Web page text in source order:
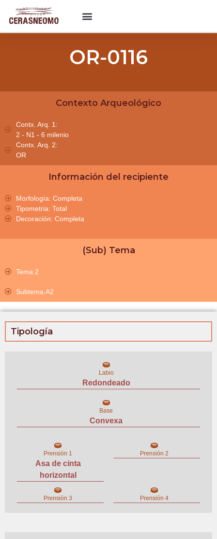
OR-0116
Contexto Arqueológico
Contx. Arq. 1:
2 - N1 - 6 milenio
Contx. Arq. 2:
OR
Información del recipiente
Morfología: Completa
Tipometria: Total
Decoración: Completa
(Sub) Tema
Tema:2
Subtema:A2
Tipología
Labio
Redondeado
Base
Convexa
Prensión 1
Asa de cinta
horizontal
Prensión 2
Prensión 3 Prensión 4